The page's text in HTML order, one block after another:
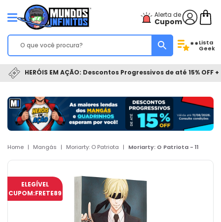
Alerta de
Cupom
**Lista
Geek
HERÓIS EM AÇÃO: Descontos Progressivos de até 15% OFF
Home | Mangás | Moriarty: O Patriota | Moriarty: O Patriota - 11
ELEGÍVEL
CUPOM:FRETE89